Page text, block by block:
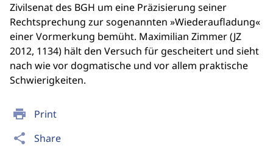
print Print
share Share
Zivilsenat des BGH um eine Präzisierung seiner
Rechtsprechung zur sogenannten »Wiederaufladung«
einer Vormerkung bemüht. Maximilian Zimmer (JZ
2012, 1134) hält den Versuch für gescheitert und sieht
nach wie vor dogmatische und vor allem praktische
Schwierigkeiten.